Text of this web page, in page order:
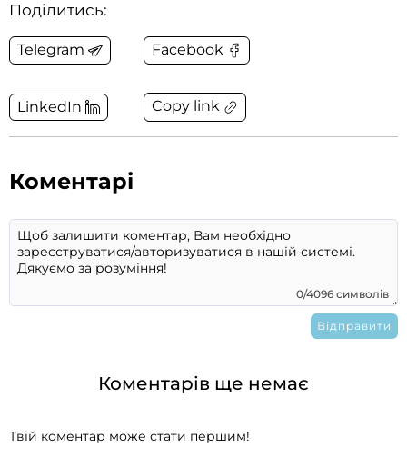
Поділитись:
Telegram Facebook
LinkedIn Copy link
Коментарі
0/4096 символів
Коментарів ще немає
Твій коментар може стати першим!